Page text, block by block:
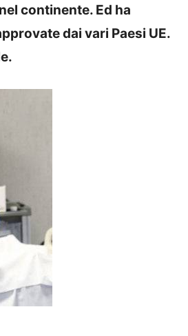
continente. Ed ha
dai vari Paesi UE.